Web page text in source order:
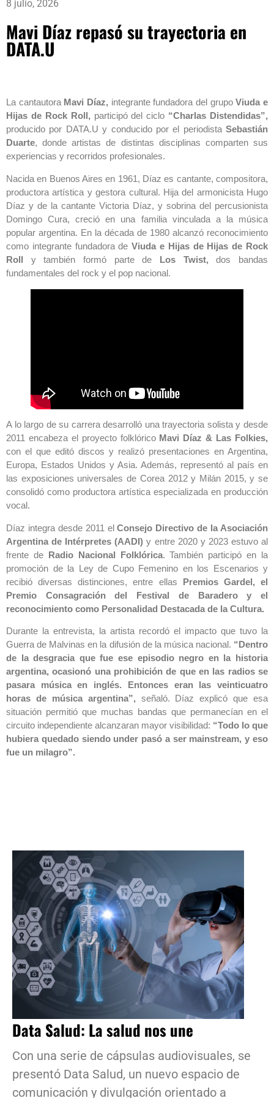
8 julio, 2026
Mavi Díaz repasó su trayectoria en
DATA.U
La cantautora Mavi Díaz, integrante fundadora del grupoViuda e
Hijas de Rock Roll, participó del ciclo “Charlas Distendidas”,
producido por DATA.U y conducido por el periodista Sebastián
Duarte, donde artistas de distintas disciplinas comparten sus
experiencias y recorridos profesionales.
Nacida en Buenos Aires en 1961, Díaz es cantante, compositora,
productora artística y gestora cultural. Hija del armonicista Hugo
Díaz y de la cantante Victoria Díaz, y sobrina del percusionista
Domingo Cura, creció en una familia vinculada a la música
popular argentina. En la década de 1980 alcanzó reconocimiento
como integrante fundadora de Viuda e Hijas de Hijas de Rock
Roll y también formó parte de Los Twist, dos bandas
fundamentales del rock y el pop nacional.
A lo largo de su carrera desarrolló una trayectoria solista y desde
2011 encabeza el proyecto folklórico Mavi Díaz & Las Folkies,
con el que editó discos y realizó presentaciones en Argentina,
Europa, Estados Unidos y Asia. Además, representó al país en
las exposiciones universales de Corea 2012 y Milán 2015, y se
consolidó como productora artística especializada en producción
vocal.
Díaz integra desde 2011 elConsejo Directivo de la Asociación
Argentina de Intérpretes (AADI)y entre 2020 y 2023 estuvo al
frente de Radio Nacional Folklórica. También participó en la
promoción de la Ley de Cupo Femenino en los Escenarios y
recibió diversas distinciones, entre ellas Premios Gardel, el
Premio Consagración del Festival de Baradero y el
reconocimiento como Personalidad Destacada de la Cultura.
Durante la entrevista, la artista recordó el impacto que tuvo la
Guerra de Malvinas en la difusión de la música nacional. “Dentro
de la desgracia que fue ese episodio negro en la historia
argentina, ocasionó una prohibición de que en las radios se
pasara música en inglés. Entonces eran las veinticuatro
horas de música argentina”, señaló. Díaz explicó que esa
situación permitió que muchas bandas que permanecían en el
circuito independiente alcanzaran mayor visibilidad: “Todo lo que
hubiera quedado siendo under pasó a ser mainstream, y eso
fue un milagro”.
Data Salud: La salud nos une
Con una serie de cápsulas audiovisuales, se
presentó Data Salud, un nuevo espacio de
comunicación y divulgación orientado a